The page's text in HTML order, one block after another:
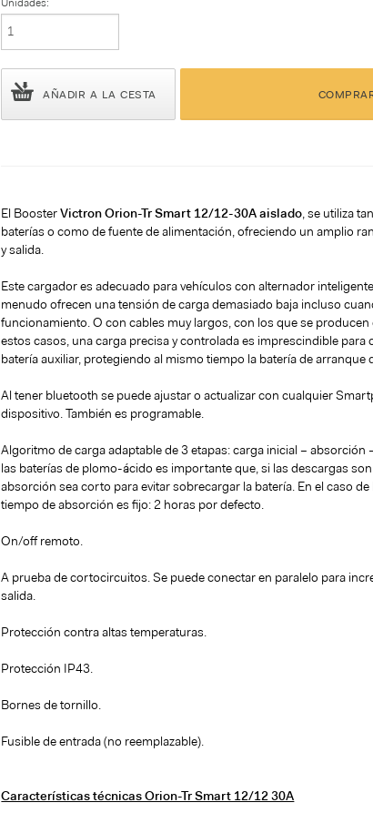
AÑADIR A LA CESTA
El BoosterVictron Orion-Tr Smart 12/12-30A aislado, se utiliza
baterías o como de fuente de alimentación, ofreciendo un amplio
y salida.
Este cargador es adecuado para vehículos con alternador
menudo ofrecen una tensión de carga demasiado baja incluso
funcionamiento. O con cables muy largos, con los que se producen
estos casos, una carga precisa y controlada es imprescindible para
batería auxiliar, protegiendo al mismo tiempo la batería de arranque
Al tener bluetooth se puede ajustar o actualizar con cualquier
dispositivo. También es programable.
Algoritmo de carga adaptable de 3 etapas: carga inicial – absorción
las baterías de plomo-ácido es importante que, si las descargas
absorción sea corto para evitar sobrecargar la batería. En el caso de
tiempo de absorción es fijo: 2 horas por defecto.
On/off remoto.
A prueba de cortocircuitos. Se puede conectar en paralelo para
salida.
Protección contra altas temperaturas.
Protección IP43.
Bornes de tornillo.
Fusible de entrada (no reemplazable).
Características técnicas Orion-Tr Smart 12/12 30A